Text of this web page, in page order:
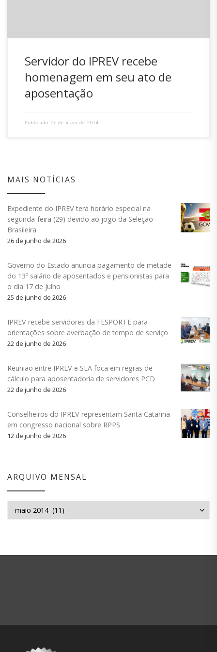
Servidor do IPREV recebe
homenagem em seu ato de
aposentação
Publicado 27 de maio de 2014
MAIS NOTÍCIAS
Expediente do IPREV terá horário especial na
segunda-feira (29) devido ao jogo da Seleção
Brasileira
26 de junho de 2026
Governo do Estado anuncia pagamento de metade
do 13º salário de aposentados e pensionistas para
o dia 17 de julho
25 de junho de 2026
IPREV recebe servidores da FESPORTE para
orientações sobre averbação de tempo de serviço
22 de junho de 2026
Reunião entre IPREV e SEA foca em regras de
cálculo para aposentadoria de servidores PCD
22 de junho de 2026
Conselheiros do IPREV representam Santa Catarina
em congresso nacional sobre RPPS
12 de junho de 2026
ARQUIVO MENSAL